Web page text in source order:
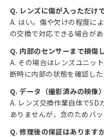
Q. レンズに傷が入っただけ
A. はい。傷や欠けの程度に
の交換で対応できる場合があ
Q. 内部のセンサーまで損傷
A. その場合はレンズユニッ
断時に内部の状態を確認した
Q. データ（撮影済みの映像
A. レンズ交換作業自体でSD
ありませんが、念のためバ
Q. 修理後の保証はあります